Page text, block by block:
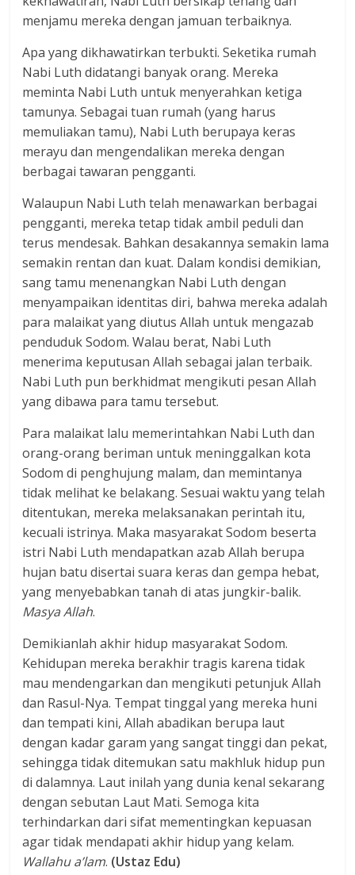
menjamu mereka dengan jamuan terbaiknya.
Apa yang dikhawatirkan terbukti. Seketika rumah
Nabi Luth didatangi banyak orang. Mereka
meminta Nabi Luth untuk menyerahkan ketiga
tamunya. Sebagai tuan rumah (yang harus
memuliakan tamu), Nabi Luth berupaya keras
merayu dan mengendalikan mereka dengan
berbagai tawaran pengganti.
Walaupun Nabi Luth telah menawarkan berbagai
pengganti, mereka tetap tidak ambil peduli dan
terus mendesak. Bahkan desakannya semakin lama
semakin rentan dan kuat. Dalam kondisi demikian,
sang tamu menenangkan Nabi Luth dengan
menyampaikan identitas diri, bahwa mereka adalah
para malaikat yang diutus Allah untuk mengazab
penduduk Sodom. Walau berat, Nabi Luth
menerima keputusan Allah sebagai jalan terbaik.
Nabi Luth pun berkhidmat mengikuti pesan Allah
yang dibawa para tamu tersebut.
Para malaikat lalu memerintahkan Nabi Luth dan
orang-orang beriman untuk meninggalkan kota
Sodom di penghujung malam, dan memintanya
tidak melihat ke belakang. Sesuai waktu yang telah
ditentukan, mereka melaksanakan perintah itu,
kecuali istrinya. Maka masyarakat Sodom beserta
istri Nabi Luth mendapatkan azab Allah berupa
hujan batu disertai suara keras dan gempa hebat,
yang menyebabkan tanah di atas jungkir-balik.
Masya Allah.
Demikianlah akhir hidup masyarakat Sodom.
Kehidupan mereka berakhir tragis karena tidak
mau mendengarkan dan mengikuti petunjuk Allah
dan Rasul-Nya. Tempat tinggal yang mereka huni
dan tempati kini, Allah abadikan berupa laut
dengan kadar garam yang sangat tinggi dan pekat,
sehingga tidak ditemukan satu makhluk hidup pun
di dalamnya. Laut inilah yang dunia kenal sekarang
dengan sebutan Laut Mati. Semoga kita
terhindarkan dari sifat mementingkan kepuasan
agar tidak mendapati akhir hidup yang kelam.
Wallahu a’lam. (Ustaz Edu)